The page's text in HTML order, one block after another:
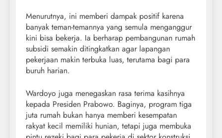
Menurutnya, ini memberi dampak positif karena
banyak teman-temannya yang semula menganggur
kini bisa bekerja. Ia berharap pembangunan rumah
subsidi semakin ditingkatkan agar lapangan
pekerjaan makin terbuka luas, terutama bagi para
buruh harian.
Wardoyo juga menegaskan rasa terima kasihnya
kepada Presiden Prabowo. Baginya, program tiga
juta rumah bukan hanya memberi kesempatan
rakyat kecil memiliki hunian, tetapi juga membuka